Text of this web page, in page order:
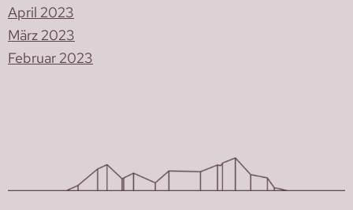
April 2023
März 2023
Februar 2023